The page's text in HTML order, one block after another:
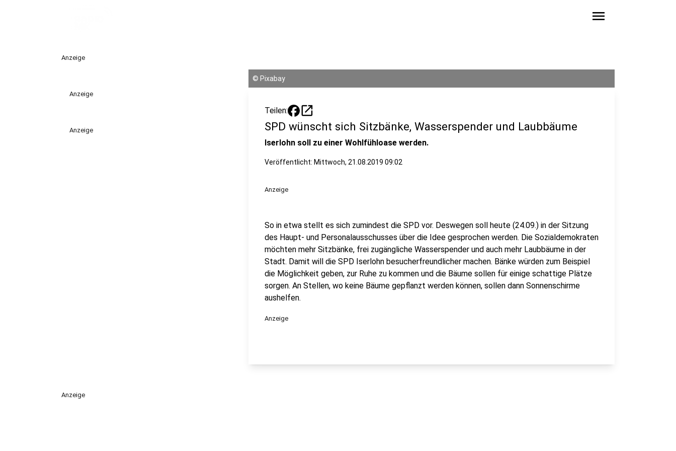
menu
Anzeige
Anzeige
Anzeige
© Pixabay
Teilen: open_in_new
SPD wünscht sich Sitzbänke, Wasserspender und Laubbäume
Iserlohn soll zu einer Wohlfühloase werden.
Veröffentlicht: Mittwoch, 21.08.2019 09:02
Anzeige
So in etwa stellt es sich zumindest die SPD vor. Deswegen soll heute (24.09.) in der Sitzung
des Haupt- und Personalausschusses über die Idee gesprochen werden. Die Sozialdemokraten
möchten mehr Sitzbänke, frei zugängliche Wasserspender und auch mehr Laubbäume in der
Stadt. Damit will die SPD Iserlohn besucherfreundlicher machen. Bänke würden zum Beispiel
die Möglichkeit geben, zur Ruhe zu kommen und die Bäume sollen für einige schattige Plätze
sorgen. An Stellen, wo keine Bäume gepflanzt werden können, sollen dann Sonnenschirme
aushelfen.
Anzeige
Anzeige